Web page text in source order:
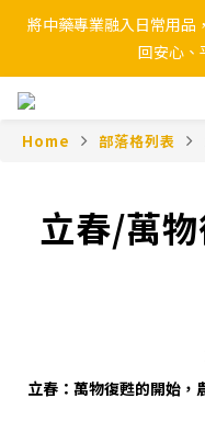
將中藥專業融入日常用品
回安心、
Home 部落格列表
立春/萬
立春：萬物復甦的開始，